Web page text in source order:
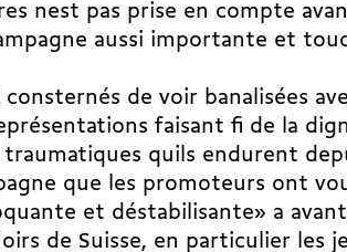
nest pas prise en compte
aussi importante et
de voir banalisées
faisant fi de la
quils endurent
que les promoteurs ont
et déstabilisante» a
de Suisse, en particulier les